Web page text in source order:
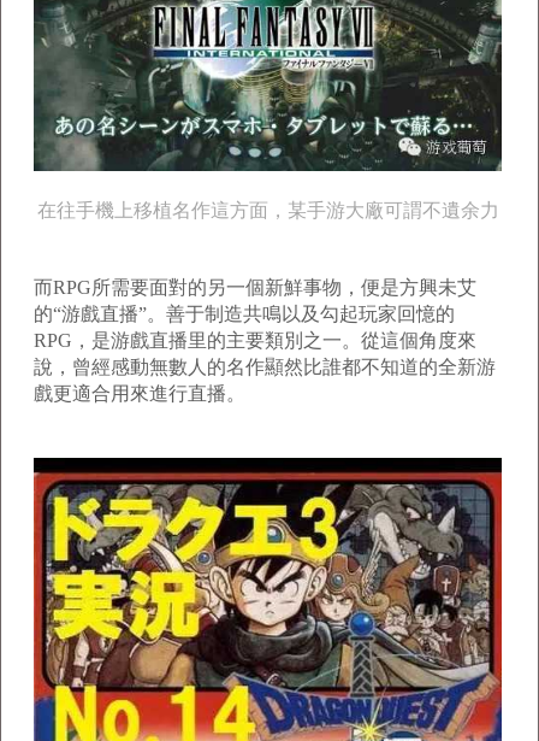
在往手機上移植名作這方面，某手游大廠可謂不遺余力
而RPG所需要面對的另一個新鮮事物，便是方興未艾
的“游戲直播”。善于制造共鳴以及勾起玩家回憶的
RPG，是游戲直播里的主要類別之一。從這個角度來
說，曾經感動無數人的名作顯然比誰都不知道的全新游
戲更適合用來進行直播。